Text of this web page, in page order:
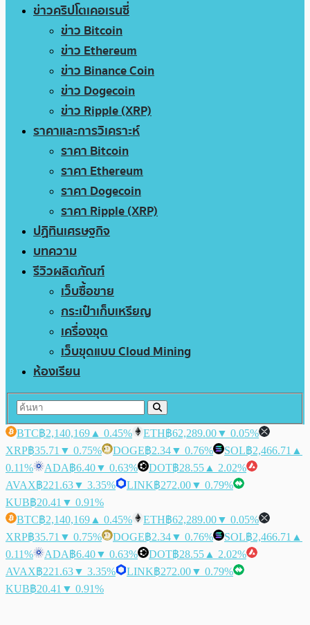
ข่าวคริปโตเคอเรนซี่
ข่าว Bitcoin
ข่าว Ethereum
ข่าว Binance Coin
ข่าว Dogecoin
ข่าว Ripple (XRP)
ราคาและการวิเคราะห์
ราคา Bitcoin
ราคา Ethereum
ราคา Dogecoin
ราคา Ripple (XRP)
ปฏิทินเศรษฐกิจ
บทความ
รีวิวผลิตภัณฑ์
เว็บซื้อขาย
กระเป๋าเก็บเหรียญ
เครื่องขุด
เว็บขุดแบบ Cloud Mining
ห้องเรียน
BTC฿2,140,169 ▲ 0.45% ETH฿62,289.00▼ 0.05%
XRP฿35.71 ▼ 0.75% DOGE฿2.34▼ 0.76% SOL฿2,466.71 ▲
0.11%
ADA฿6.40▼ 0.63% DOT฿28.55 ▲ 2.02%
AVAX฿221.63▼ 3.35% LINK฿272.00▼ 0.79%
KUB฿20.41 ▼ 0.91%
BTC฿2,140,169 ▲ 0.45% ETH฿62,289.00▼ 0.05%
XRP฿35.71 ▼ 0.75% DOGE฿2.34▼ 0.76% SOL฿2,466.71 ▲
0.11%
ADA฿6.40▼ 0.63% DOT฿28.55 ▲ 2.02%
AVAX฿221.63▼ 3.35% LINK฿272.00▼ 0.79%
KUB฿20.41 ▼ 0.91%